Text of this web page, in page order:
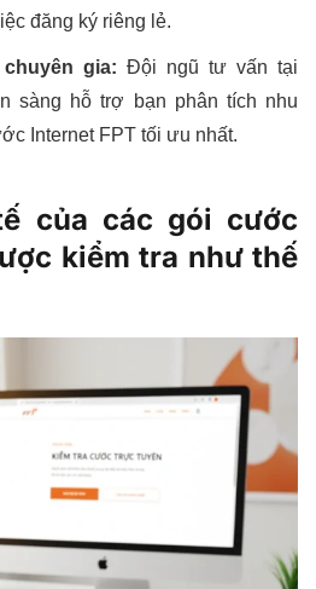
đăng ký riêng lẻ.
gia: Đội ngũ tư vấn tại
sàng hỗ trợ bạn phân tích nhu
Internet FPT tối ưu nhất.
của các gói cước
kiểm tra như thế